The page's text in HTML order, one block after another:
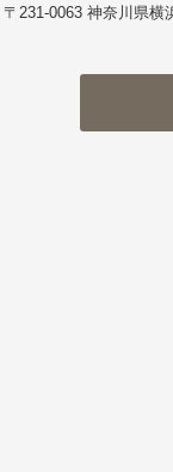
〒231-0063 神奈川県横